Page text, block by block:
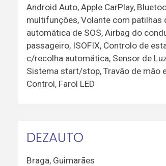
Android Auto, Apple CarPlay,
multifunções, Volante com patilhas
automática de SOS, Airbag do
passageiro, ISOFIX, Controlo de
c/recolha automática, Sensor de
Sistema start/stop, Travão de mão
Control, Farol LED
DEZAUTO
Braga, Guimarães